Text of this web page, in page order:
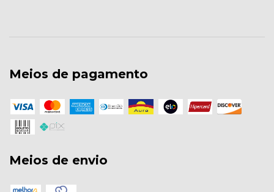
Meios de pagamento
Meios de envio